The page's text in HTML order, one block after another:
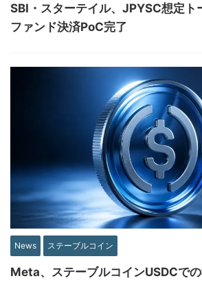
SBI・スターテイル、JPYSC想定ト
ファンド決済PoC完了
News ステーブルコイン
Meta、ステーブルコインUSDCで